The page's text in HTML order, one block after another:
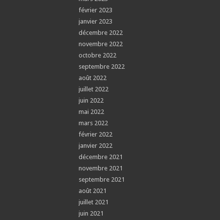
février 2023
janvier 2023
décembre 2022
novembre 2022
octobre 2022
septembre 2022
août 2022
juillet 2022
juin 2022
mai 2022
mars 2022
février 2022
janvier 2022
décembre 2021
novembre 2021
septembre 2021
août 2021
juillet 2021
juin 2021